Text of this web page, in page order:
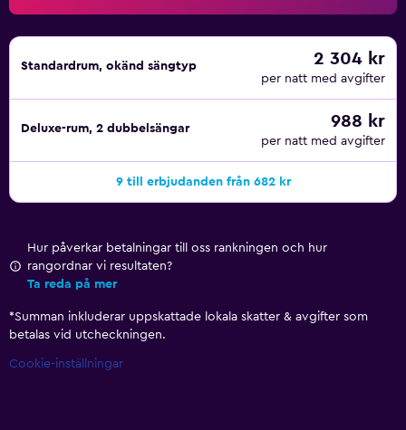
Standardrum, okänd sängtyp 2 304 kr
per natt med avgifter
Deluxe-rum, 2 dubbelsängar 988 kr
per natt med avgifter
9 till erbjudanden från 682 kr
Hur påverkar betalningar till oss rankningen och hur
rangordnar vi resultaten?
Ta reda på mer
*Summan inkluderar uppskattade lokala skatter & avgifter som
betalas vid utcheckningen.
Cookie-inställningar